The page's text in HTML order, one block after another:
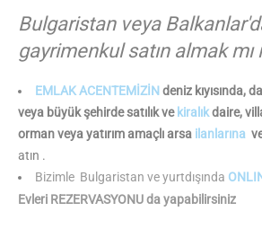
Bulgaristan veya
gayrimenkul satın almak
EMLAK ACENTEMİZİN deniz kıyısında,
veya büyük şehirde satılık ve kiralıkdaire,
orman veya yatırım amaçlı arsa ilanlarına
atın .
Bizimle Bulgaristan ve yurtdışında
Evleri REZERVASYONU da yapabilirsiniz